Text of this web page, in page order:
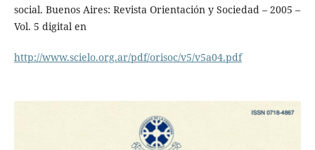
social. Buenos Aires: Revista Orientación y Sociedad – 2005 –
Vol. 5 digital en
http://www.scielo.org.ar/pdf/orisoc/v5/v5a04.pdf